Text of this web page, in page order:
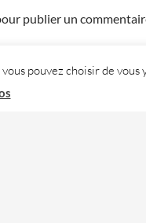
publier un
pouvez choisir de